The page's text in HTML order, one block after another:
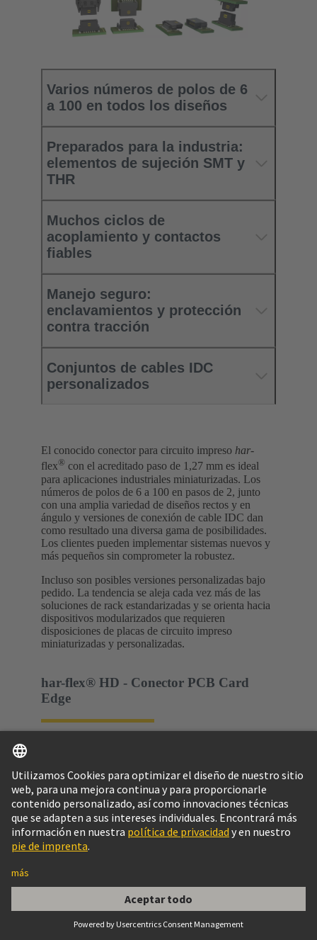
Varios números de polos de 6
a 100 en todos los diseños
Preparados para la industria:
elementos de sujeción SMT y
THR
Muchos ciclos de
acoplamiento y contactos
fiables
Manejo seguro:
enclavamientos y protección
contra tracción
Conjuntos de cables IDC
personalizados
El conocido conector para circuito impreso har-
flex® con el acreditado paso de 1,27 mm es ideal
para aplicaciones industriales miniaturizadas. Los
números de polos de 6 a 100 en pasos de 2, junto
con una amplia variedad de diseños rectos y en
ángulo y versiones de conexión de cable IDC dan
como resultado una diversa gama de posibilidades.
Los clientes pueden implementar sistemas nuevos y
más pequeños sin comprometer la robustez.
Incluso son posibles versiones personalizadas bajo
pedido. La tendencia se aleja cada vez más de las
soluciones de rack estandarizadas y se orienta hacia
dispositivos modularizados que requieren
disposiciones de placas de circuito impreso
miniaturizadas y personalizadas.
har-flex® HD - Conector PCB Card
Edge
Los conectores de una pieza de la serie har-flex
HD - Card Edge con un paso de contacto de 0,8 mm
permiten enchufar directamente placas de circuito
impreso con un grosor de 1,6 mm.
Alta velocidad de hasta 25
Listo para la industria:
Sujeciones SMT y THR